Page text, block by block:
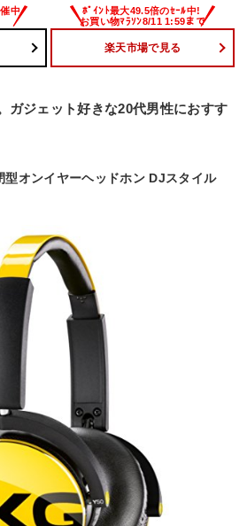
楽天市場で見る
ガジェット好きな20代男性におすす
オンイヤーヘッドホン DJスタイル